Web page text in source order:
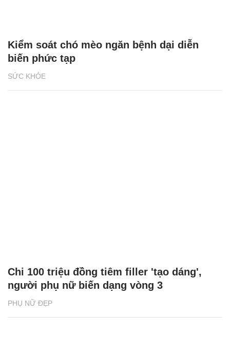
SỨC KHỎE
Kiểm soát chó mèo ngăn bệnh dại diễn
biến phức tạp
PHỤ NỮ ĐẸP
Chi 100 triệu đồng tiêm filler 'tạo dáng',
người phụ nữ biến dạng vòng 3